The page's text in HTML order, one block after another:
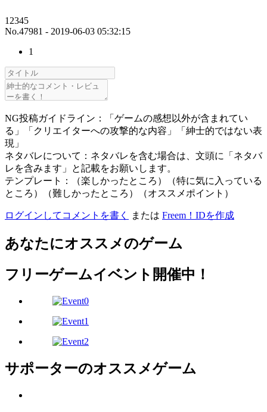
12345
No.47981 - 2019-06-03 05:32:15
1
NG投稿ガイドライン：「ゲームの感想以外が含まれてい
る」「クリエイターへの攻撃的な内容」「紳士的ではない表
現」
ネタバレについて：ネタバレを含む場合は、文頭に「ネタバ
レを含みます」と記載をお願いします。
テンプレート：（楽しかったところ）（特に気に入っている
ところ）（難しかったところ）（オススメポイント）
ログインしてコメントを書く または Freem！IDを作成
あなたにオススメのゲーム
フリーゲームイベント開催中！
サポーターのオススメゲーム